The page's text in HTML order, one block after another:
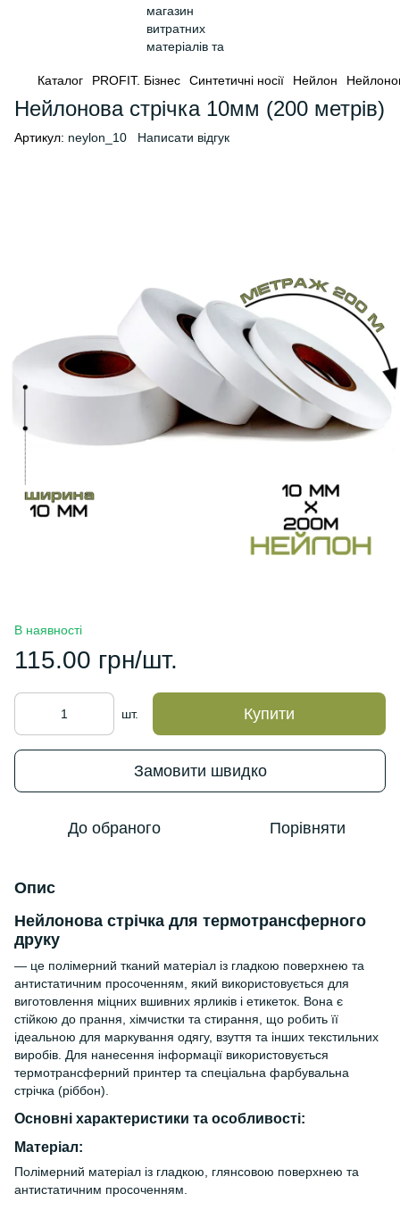
Каталог PROFIT. Бізнес Синтетичні носії Нейлон
Нейлонова стрічка 10мм (200 метрів)
Артикул: neylon_10 Написати відгук
В наявності
115.00 грн/шт.
шт. Купити
Замовити швидко
До обраного Порівняти
Опис
Нейлонова стрічка для термотрансферного
друку
— це полімерний тканий матеріал із гладкою поверхнею та
антистатичним просоченням, який використовується для
виготовлення міцних вшивних ярликів і етикеток. Вона є
стійкою до прання, хімчистки та стирання, що робить її
ідеальною для маркування одягу, взуття та інших текстильних
виробів. Для нанесення інформації використовується
термотрансферний принтер та спеціальна фарбувальна
стрічка (ріббон).
Основні характеристики та особливості:
Матеріал:
Полімерний матеріал із гладкою, глянсовою поверхнею та
антистатичним просоченням.